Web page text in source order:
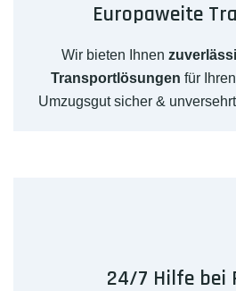
Europaweite
Wir bieten Ihnen
Transportlösungen für
Umzugsgut sicher &
24/7 Hilfe bei